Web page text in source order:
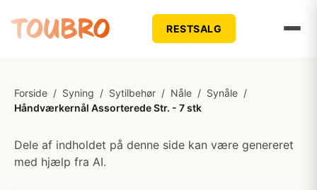
RESTSALG
Forside / Syning / Sytilbehør / Nåle / Synåle /
Håndværkernål Assorterede Str. - 7 stk
Dele af indholdet på denne side kan være genereret
med hjælp fra AI.